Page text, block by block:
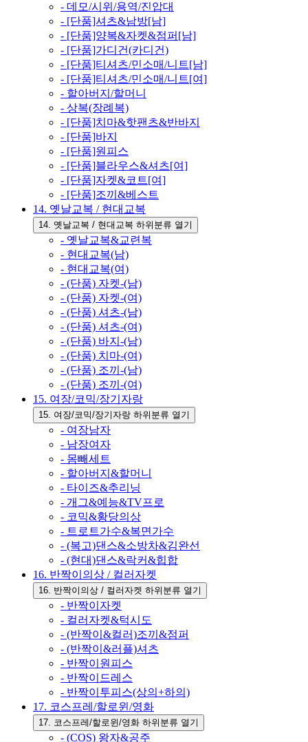
- 데모/시위/용역/진압대
- [단품]셔츠&남방[남]
- [단품]양복&자켓&점퍼[남]
- [단품]가디건(카디건)
- [단품]티셔츠/민소매/니트[남]
- [단품]티셔츠/민소매/니트[여]
- 할아버지/할머니
- 상복(장례복)
- [단품]치마&핫팬츠&반바지
- [단품]바지
- [단품]원피스
- [단품]블라우스&셔츠[여]
- [단품]자켓&코트[여]
- [단품]조끼&베스트
14. 옛날교복 / 현대교복
14. 옛날교복 / 현대교복 하위분류 열기
- 옛날교복&교련복
- 현대교복(남)
- 현대교복(여)
- (단품) 자켓-(남)
- (단품) 자켓-(여)
- (단품) 셔츠-(남)
- (단품) 셔츠-(여)
- (단품) 바지-(남)
- (단품) 치마-(여)
- (단품) 조끼-(남)
- (단품) 조끼-(여)
15. 여장/코믹/장기자랑
15. 여장/코믹/장기자랑 하위분류 열기
- 여장남자
- 남장여자
- 몸빼세트
- 할아버지&할머니
- 타이즈&추리닝
- 개그&예능&TV프로
- 코믹&황당의상
- 트로트가수&복면가수
- (복고)댄스&소방차&김완선
- (현대)댄스&락커&힙합
16. 반짝이의상 / 컬러자켓
16. 반짝이의상 / 컬러자켓 하위분류 열기
- 반짝이자켓
- 컬러자켓&턱시도
- (반짝이&컬러)조끼&점퍼
- (반짝이&러플)셔츠
- 반짝이원피스
- 반짝이드레스
- 반짝이투피스(상의+하의)
17. 코스프레/할로윈/영화
17. 코스프레/할로윈/영화 하위분류 열기
- (COS) 왕자&공주